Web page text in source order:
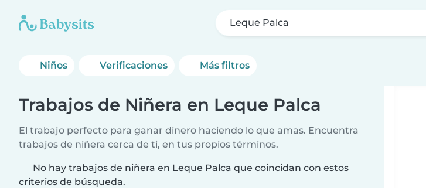
Leque Palca
Niños Verificaciones Más filtros
Trabajos de Niñera en Leque Palca
El trabajo perfecto para ganar dinero haciendo lo que amas. Encuentra
trabajos de niñera cerca de ti, en tus propios términos.
No hay trabajos de niñera en Leque Palca que coincidan con estos
criterios de búsqueda.